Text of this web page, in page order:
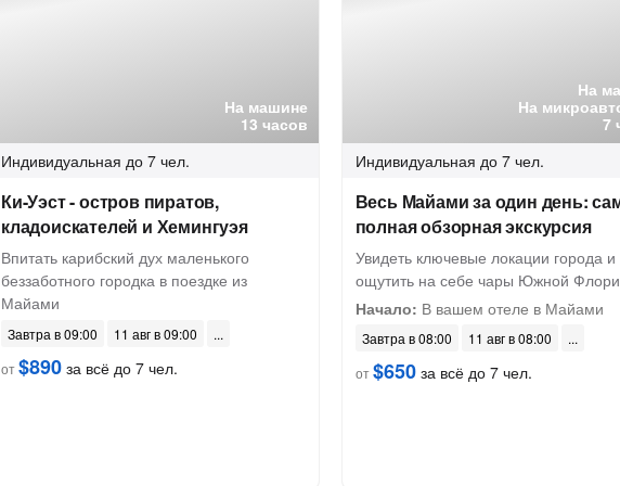
На машине
13 часов
Индивидуальная до 7 чел.
Ки-Уэст - остров пиратов,
кладоискателей и Хемингуэя
Впитать карибский дух маленького
беззаботного городка в поездке из
Майами
Завтра в 09:00
11 авг в 09:00
от$890 за всё до 7 чел.
На
На
7
Индивидуальная до 7 чел.
Весь Майами за один день:
полная обзорная экскурсия
Увидеть ключевые локации города и
ощутить на себе чары Южной
Начало: В вашем отеле в Майами
Завтра в 08:00
11 авг в 08:00
от$650за всё до 7 чел.